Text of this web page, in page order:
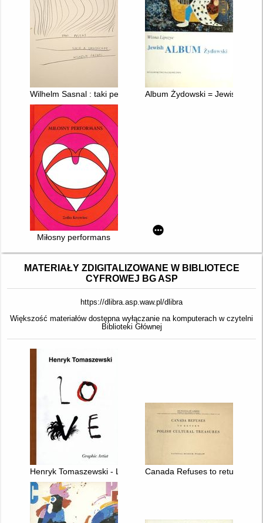
Wilhelm Sasnal : taki pejzaż : ilustrowany przewodnik po
Album Żydowski = Jewish
Miłosny performans
MATERIAŁY ZDIGITALIZOWANE W BIBLIOTECE
CYFROWEJ BG ASP
https://dlibra.asp.waw.pl/dlibra
Większość materiałów dostępna wyłączanie na komputerach w czytelni
Biblioteki Głównej
Henryk Tomaszewski - Love : graphic artistCanada Refuses to return